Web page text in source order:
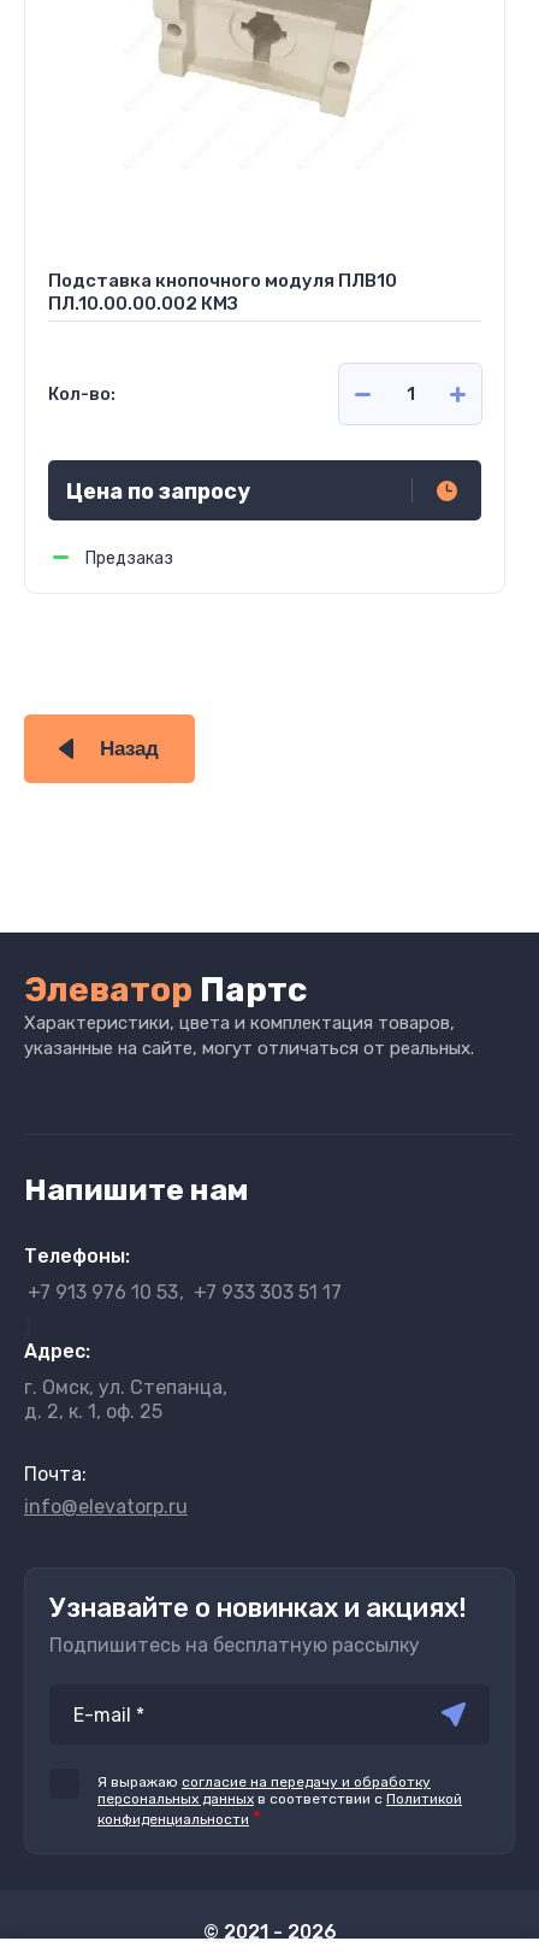
Подставка кнопочного модуля ПЛВ10
ПЛ.10.00.00.002 КМЗ
Кол-во:
Цена по запросу
Предзаказ
Назад
Элеватор Партс
Характеристики, цвета и комплектация товаров,
указанные на сайте, могут отличаться от реальных.
Напишите нам
Телефоны:
+7 913 976 10 53
+7 933 303 51 17
Адрес:
г. Омск, ул. Степанца,
д. 2, к. 1, оф. 25
Почта:
info@elevatorp.ru
Узнавайте о новинках и акциях!
Подпишитесь на бесплатную рассылку
Я выражаю согласие на передачу и обработку
персональных данных в соответствии с Политикой
конфиденциальности *
© 2021 - 2026